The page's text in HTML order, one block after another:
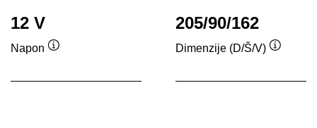
12 V
Napon
205/90/162
Dimenzije (D/Š/V)